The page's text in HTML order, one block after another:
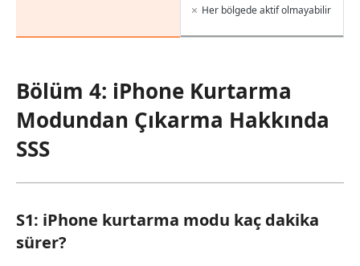
Her bölgede aktif olmayabilir
Bölüm 4: iPhone Kurtarma
Modundan Çıkarma Hakkında
SSS
S1: iPhone kurtarma modu kaç dakika
sürer?